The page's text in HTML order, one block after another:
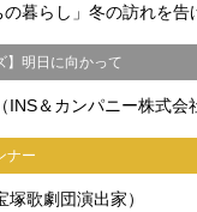
の暮らし」冬の訪れを
】明日に向かって
INS＆カンパニー株式会
ナー
歌劇団演出家）